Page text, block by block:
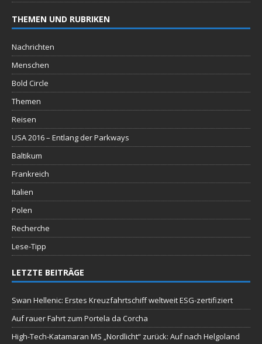
THEMEN UND RUBRIKEN
Nachrichten
Menschen
Bold Circle
Themen
Reisen
USA 2016 – Entlang der Parkways
Baltikum
Frankreich
Italien
Polen
Recherche
Lese-Tipp
LETZTE BEITRÄGE
Swan Hellenic: Erstes Kreuzfahrtschiff weltweit ESG-zertifiziert
Auf rauer Fahrt zum Portela da Corcha
High-Tech-Katamaran MS „Nordlicht“ zurück: Auf nach Helgoland